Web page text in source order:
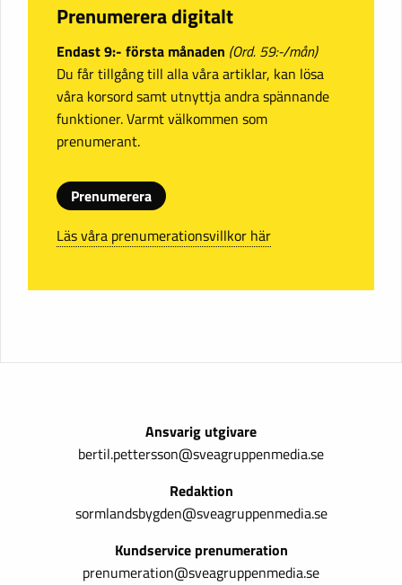
Prenumerera digitalt
Endast 9:- första månaden (Ord. 59:-/mån)
Du får tillgång till alla våra artiklar, kan lösa
våra korsord samt utnyttja andra spännande
funktioner. Varmt välkommen som
prenumerant.
Prenumerera
Läs våra prenumerationsvillkor här
Ansvarig utgivare
bertil.pettersson@sveagruppenmedia.se
Redaktion
sormlandsbygden@sveagruppenmedia.se
Kundservice prenumeration
prenumeration@sveagruppenmedia.se